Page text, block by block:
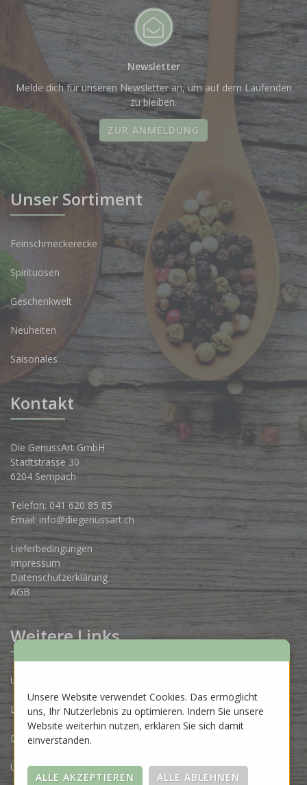
Newsletter
Melde dich für unseren Newsletter an, um auf dem Laufenden
zu bleiben.
ZUR ANMELDUNG
Unser Sortiment
Feinschmeckerecke
Spirituosen
Geschenkwelt
Neuheiten
Saisonales
Kontakt
Die GenussArt GmbH
Stadtstrasse 30
6204 Sempach
Telefon: 041 620 85 85
Email: info@diegenussart.ch
Lieferbedingungen
Impressum
Datenschutzerklärung
AGB
Weitere Links
Unsere Produzenten
Lose Ware Konzept
Dein Eigenlabel
Über uns
Unsere Website verwendet Cookies. Das ermöglicht
uns, Ihr Nutzerlebnis zu optimieren. Indem Sie unsere
Website weiterhin nutzen, erklären Sie sich damit
einverstanden.